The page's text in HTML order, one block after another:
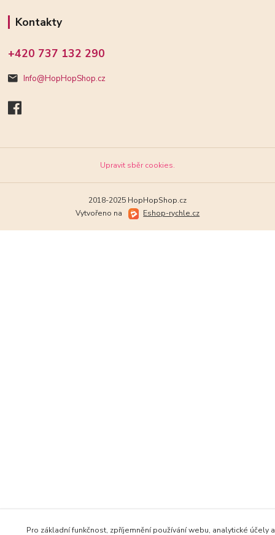
Kontakty
+420 737 132 290
Info@HopHopShop.cz
Upravit sběr cookies.
2018-2025 HopHopShop.cz
Vytvořeno na
Eshop-rychle.cz
Pro základní funkčnost, zpříjemnění používání webu, analytické účely